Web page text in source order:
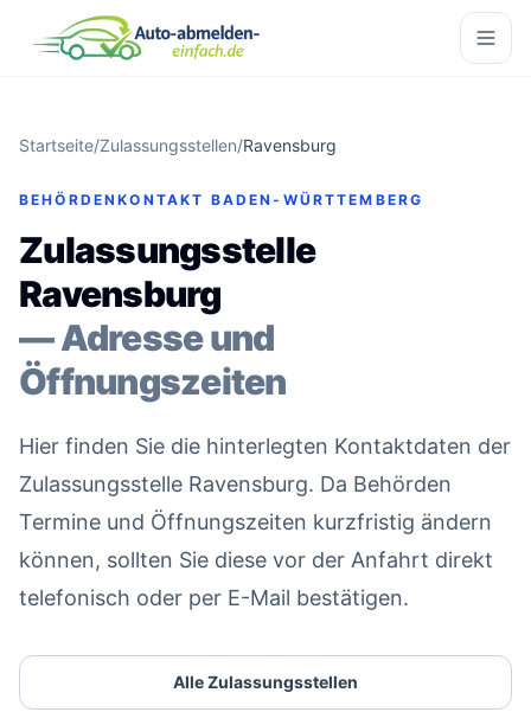
Startseite/Zulassungsstellen/Ravensburg
BEHÖRDENKONTAKT BADEN-WÜRTTEMBERG
Zulassungsstelle
Ravensburg
— Adresse und
Öffnungszeiten
Hier finden Sie die hinterlegten Kontaktdaten der
Zulassungsstelle Ravensburg. Da Behörden
Termine und Öffnungszeiten kurzfristig ändern
können, sollten Sie diese vor der Anfahrt direkt
telefonisch oder per E-Mail bestätigen.
Alle Zulassungsstellen